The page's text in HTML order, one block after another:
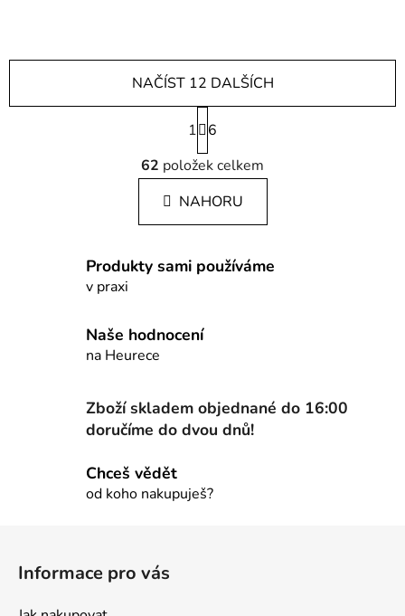
O
v
l
á
d
c
r
v
ý
s
NAČÍST 12 DALŠÍCH
S
t
r
á
n
k
n
1
6
62 položek celkem
NAHORU
Produkty sami používáme
v praxi
Naše hodnocení
na Heurece
Zboží skladem objednané do 16:00
doručíme do dvou dnů!
Chceš vědět
od koho nakupuješ?
Informace pro vás